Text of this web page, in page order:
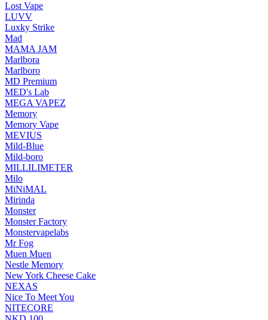
Lost Vape
LUVV
Luxky Strike
Mad
MAMA JAM
Marlbora
Marlboro
MD Premium
MED's Lab
MEGA VAPEZ
Memory
Memory Vape
MEVIUS
Mild-Blue
Mild-boro
MILLILIMETER
Milo
MiNiMAL
Mirinda
Monster
Monster Factory
Monstervapelabs
Mr Fog
Muen Muen
Nestle Memory
New York Cheese Cake
NEXAS
Nice To Meet You
NITECORE